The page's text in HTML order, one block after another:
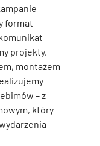
format
projekty,
montażem
– z
który